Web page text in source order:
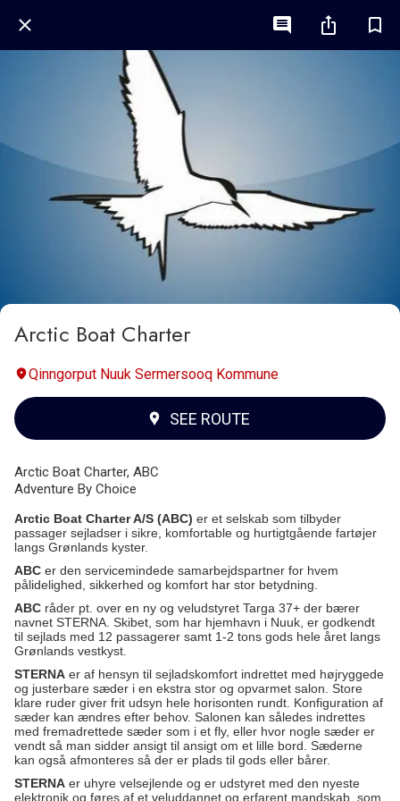
Arctic Boat Charter
Qinngorput Nuuk Sermersooq Kommune
SEE ROUTE
Arctic Boat Charter, ABC
Adventure By Choice
Arctic Boat Charter A/S (ABC) er et selskab som tilbyder
passager sejladser i sikre, komfortable og hurtigtgående fartøjer
langs Grønlands kyster.
ABC er den servicemindede samarbejdspartner for hvem
pålidelighed, sikkerhed og komfort har stor betydning.
ABC råder pt. over en ny og veludstyret Targa 37+ der bærer
navnet STERNA. Skibet, som har hjemhavn i Nuuk, er godkendt
til sejlads med 12 passagerer samt 1-2 tons gods hele året langs
Grønlands vestkyst.
STERNA er af hensyn til sejladskomfort indrettet med højryggede
og justerbare sæder i en ekstra stor og opvarmet salon. Store
klare ruder giver frit udsyn hele horisonten rundt. Konfiguration af
sæder kan ændres efter behov. Salonen kan således indrettes
med fremadrettede sæder som i et fly, eller hvor nogle sæder er
vendt så man sidder ansigt til ansigt om et lille bord. Sæderne
kan også afmonteres så der er plads til gods eller bårer.
STERNA er uhyre velsejlende og er udstyret med den nyeste
elektronik og føres af et veluddannet og erfarent mandskab, som